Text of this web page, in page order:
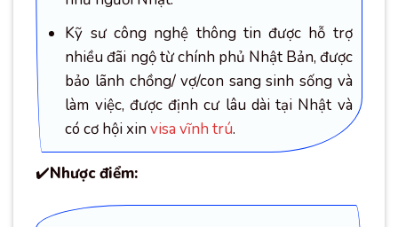
Kỹ sư công nghệ thông tin được hỗ trợ
nhiều đãi ngộ từ chính phủ Nhật Bản, được
bảo lãnh chồng/ vợ/con sang sinh sống và
làm việc, được định cư lâu dài tại Nhật và
có cơ hội xinvisa vĩnh trú.
✔️Nhược điểm: